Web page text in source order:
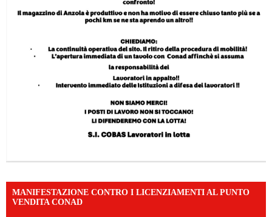
MANIFESTAZIONE CONTRO I LICENZIAMENTI AL PUNTO
VENDITA CONAD